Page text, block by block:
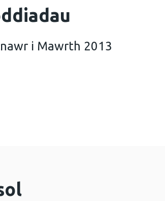
i Mawrth 2013
- Ionawr i Mawrth 2013